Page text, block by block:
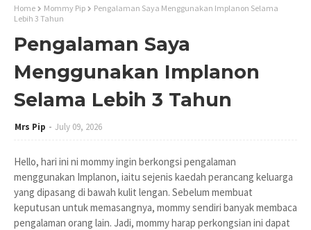
Home Mommy Pip
Pengalaman Saya Menggunakan Implanon Selama
Lebih 3 Tahun
Pengalaman Saya
Menggunakan Implanon
Selama Lebih 3 Tahun
Mrs Pip July 09, 2026
Hello, hari ini ni mommy ingin berkongsi pengalaman
menggunakan Implanon, iaitu sejenis kaedah perancang keluarga
yang dipasang di bawah kulit lengan. Sebelum membuat
keputusan untuk memasangnya, mommy sendiri banyak membaca
pengalaman orang lain. Jadi, mommy harap perkongsian ini dapat